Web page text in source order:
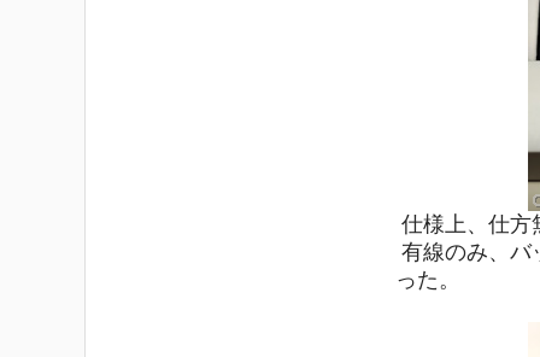
仕様上、仕方
有線のみ、バ
った。